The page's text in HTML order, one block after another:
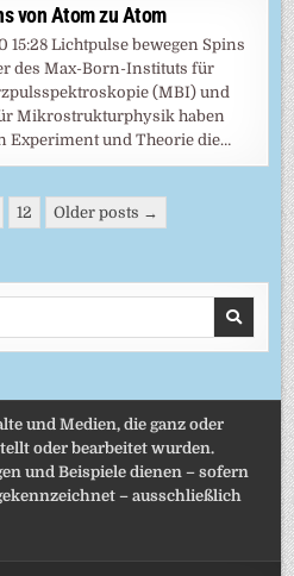
von Atom zu Atom
15:28 Lichtpulse bewegen Spins
des Max-Born-Instituts für
(MBI) und
Mikrostrukturphysik haben
Experiment und Theorie die…
12 Older posts →
und Medien, die ganz oder
oder bearbeitet wurden.
und Beispiele dienen – sofern
– ausschließlich